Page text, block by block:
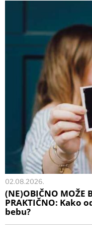
02.08.2026.
(NE)OBIČNO MOŽE
PRAKTIČNO: Kako
bebu?